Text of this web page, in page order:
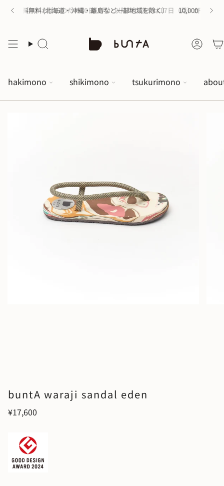
（日）がお休みのため10日（月）以降のご注文は17日（月）から順次配
送料無料 (北海道・沖縄・離島など一部地域を除く） 10,000円以上の
hakimono shikimono tsukurimono
buntA waraji sandal eden
¥17,600